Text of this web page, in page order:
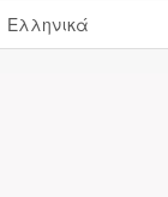
Ελληνικά